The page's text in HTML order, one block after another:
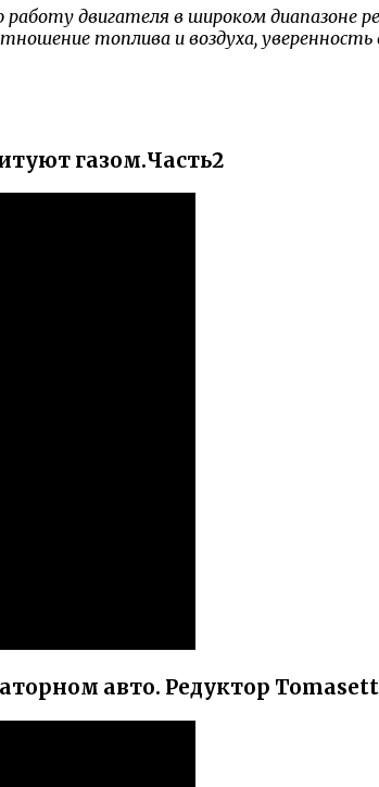
двигателя в широком диапазоне
топлива и воздуха,
газом.Часть2
авто. Редуктор